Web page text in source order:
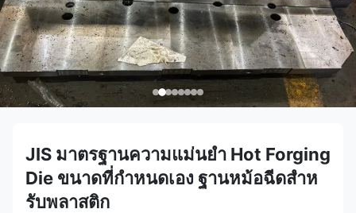
JIS มาตรฐานความแม่นยํา Hot Forging
Die ขนาดที่กําหนดเอง ฐานหม้อฉีดสําห
รับพลาสติก